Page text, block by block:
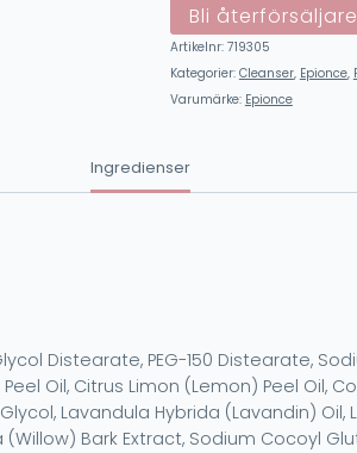
Bli återförsäljare
Artikelnr: 719305
Kategorier: Cleanser, Epionce,
Varumärke: Epionce
Ingredienser
Distearate, PEG-150 Distearate,
Oil, Citrus Limon (Lemon) Peel
Lavandula Hybrida (Lavandin)
Bark Extract, Sodium Cocoyl